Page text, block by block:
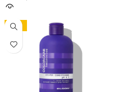
-15%